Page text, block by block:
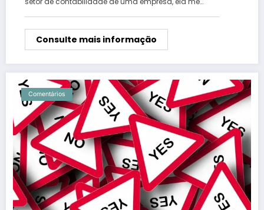
Consulte mais informação
Comentários